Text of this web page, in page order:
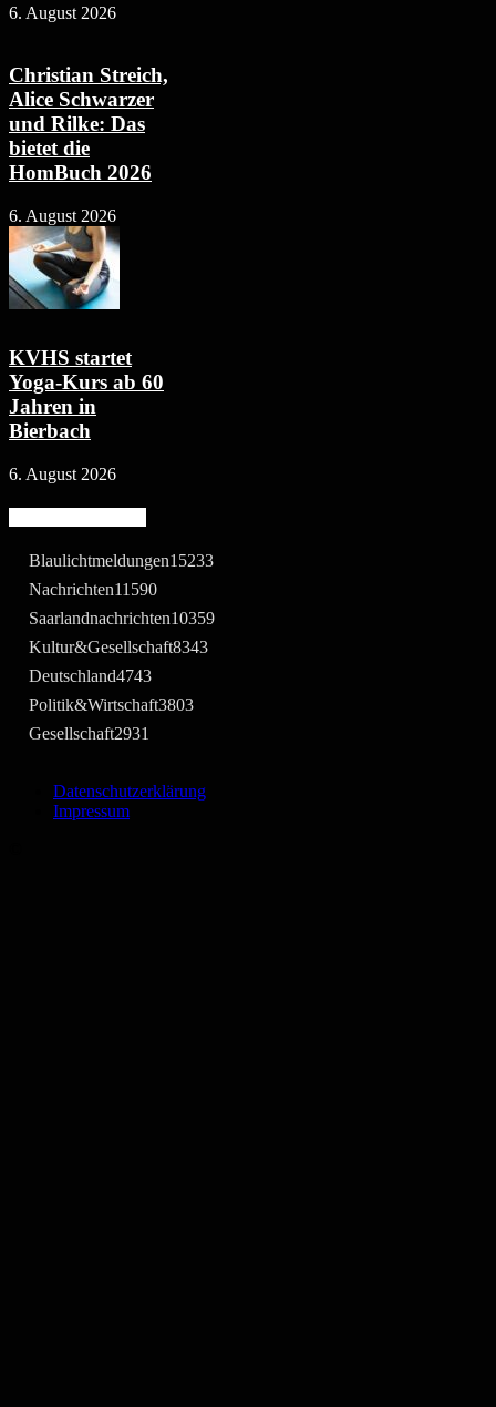
6. August 2026
Christian Streich,
Alice Schwarzer
und Rilke: Das
bietet die
HomBuch 2026
6. August 2026
KVHS startet
Yoga-Kurs ab 60
Jahren in
Bierbach
6. August 2026
Blaulichtmeldungen15233
Nachrichten11590
Saarlandnachrichten10359
Kultur&Gesellschaft8343
Deutschland4743
Politik&Wirtschaft3803
Gesellschaft2931
Datenschutzerklärung
Impressum